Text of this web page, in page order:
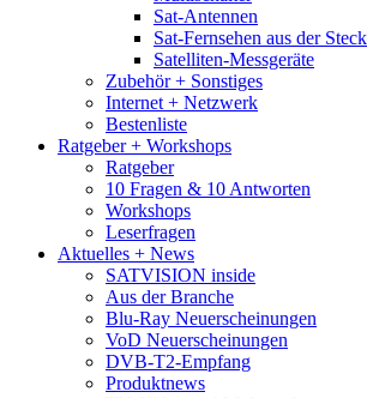
Sat-Antennen
Sat-Fernsehen aus der
Satelliten-Messgeräte
Zubehör + Sonstiges
Internet + Netzwerk
Bestenliste
Ratgeber + Workshops
Ratgeber
10 Fragen & 10 Antworten
Workshops
Leserfragen
Aktuelles + News
SATVISION inside
Aus der Branche
Blu-Ray Neuerscheinungen
VoD Neuerscheinungen
DVB-T2-Empfang
Produktnews